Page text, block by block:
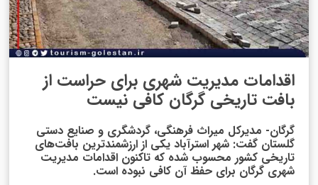
اقدامات مدیریت شهری برای حراست از
بافت تاریخی گرگان کافی نیست
گرگان- مدیرکل میراث ‌فرهنگی، گردشگری و صنایع ‌دستی
گلستان گفت: شهر استرآباد یکی از ارزشمندترین بافت‌های
تاریخی کشور محسوب شده که تاکنون اقدامات مدیریت
شهری گرگان برای حفظ آن کافی نبوده است.